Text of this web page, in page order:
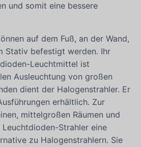
und somit eine bessere
auf dem Fuß, an der Wand,
Stativ befestigt werden. Ihr
Leuchtmittel ist
Ausleuchtung von großen
dient der Halogenstrahler. Er
erhältlich. Zur
mittelgroßen Räumen und
Strahler eine
zu Halogenstrahlern. Sie